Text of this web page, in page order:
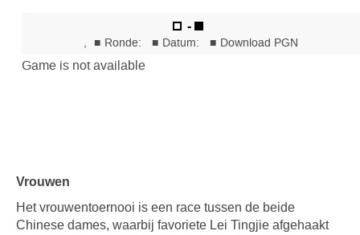
Vrouwen
Het vrouwentoernooi is een race tussen de beide
Chinese dames, waarbij favoriete Lei Tingjie afgehaakt